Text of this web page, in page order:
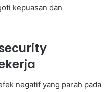
kepuasan dan
negatif yang parah pada